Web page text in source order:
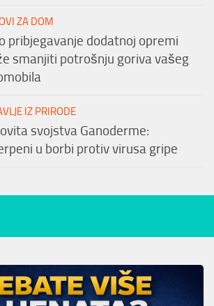
ZA DOM
pribjegavanje dodatnoj opremi
smanjiti potrošnju goriva vašeg
IZ PRIRODE
svojstva Ganoderme:
u borbi protiv virusa gripe